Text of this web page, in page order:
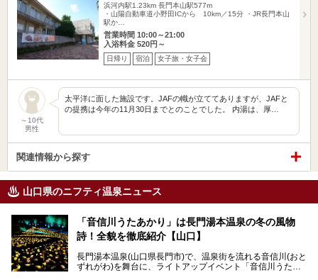
浜河内駅1.23km 長門本山駅577m
・山陽自動車道小野田ICから 10km／15分 ・JR長門本山
駅か…
営業時間 10:00～21:00
入浴料金 520円～
日帰り 宿泊 女子旅・女子会
～10代
男性
太平洋に面した施設です。JAFの幟が立ててありますが、JAFと
の提携は今年の11月30日までとのことでした。 内湯は、厚…
関連情報から探す
山口県のニフティ温泉ニュース
「音信川うたあかり」は長門湯本温泉の冬の風物
詩！全貌を徹底紹介【山口】
長門湯本温泉(山口県長門市)で、温泉街を流れる音信川(おと
ずれがわ)を舞台に、ライトアップイベント「音信川うたあ